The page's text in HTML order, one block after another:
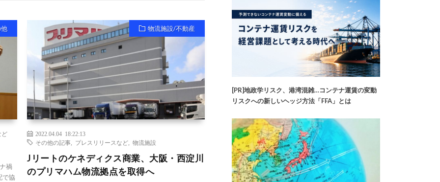
ど
禍
で協
物流施設/不動産
2022.04.04 18:22:13
その他の記事
プレスリリースなど ,物流施設
Jリートのケネディクス商業、大阪・西淀川
のプリマハム物流拠点を取得へ
[PR]地政学リスク、港湾混雑…コンテナ運賃の変動
リスクへの新しいヘッジ方法「FFA」とは